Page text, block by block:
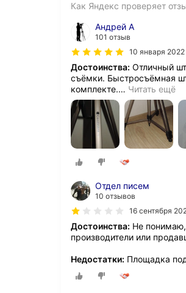
Как Яндекс проверяет
Андрей A
101 отзыв
10 января 2022
Достоинства: Отличный
съёмки. Быстросъёмная
комплекте.… Читать ещё
Отдел писем
10 отзывов
16 сентября
Достоинства: Не
производители или
Недостатки: Площадка